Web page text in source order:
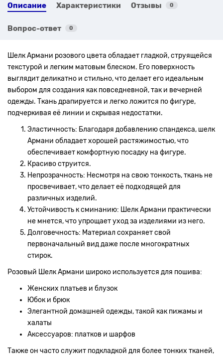
Описание Характеристики Отзывы 0
Вопрос-ответ 0
Шелк Армани розового цвета обладает гладкой, струящейся
текстурой и легким матовым блеском. Его поверхность
выглядит деликатно и стильно, что делает его идеальным
выбором для создания как повседневной, так и вечерней
одежды. Ткань драпируется и легко ложится по фигуре,
подчеркивая её линии и скрывая недостатки.
Эластичность: Благодаря добавлению спандекса, шелк
Армани обладает хорошей растяжимостью, что
обеспечивает комфортную посадку на фигуре.
Красиво струится.
Непрозрачность: Несмотря на свою тонкость, ткань не
просвечивает, что делает её подходящей для
различных изделий.
Устойчивость к сминанию: Шелк Армани практически
не мнется, что упрощает уход за изделиями из него.
Долговечность: Материал сохраняет свой
первоначальный вид даже после многократных
стирок.
Розовый Шелк Армани широко используется для пошива:
Женских платьев и блузок
Юбок и брюк
Элегантной домашней одежды, такой как пижамы и
халаты
Аксессуаров: платков и шарфов
Также он часто служит подкладкой для более тонких тканей,